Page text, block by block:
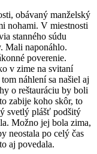
obávaný manželský
nohami. V miestnosti
stanného súdu
Mali naponáhlo.
poverenie.
v zime na svitaní
náhlení sa našiel aj
o reštauráciu by boli
zabije koho skôr, to
svetlý plášť podšitý
Možno jej bola zima,
neostala po celý čas
aj povedala.